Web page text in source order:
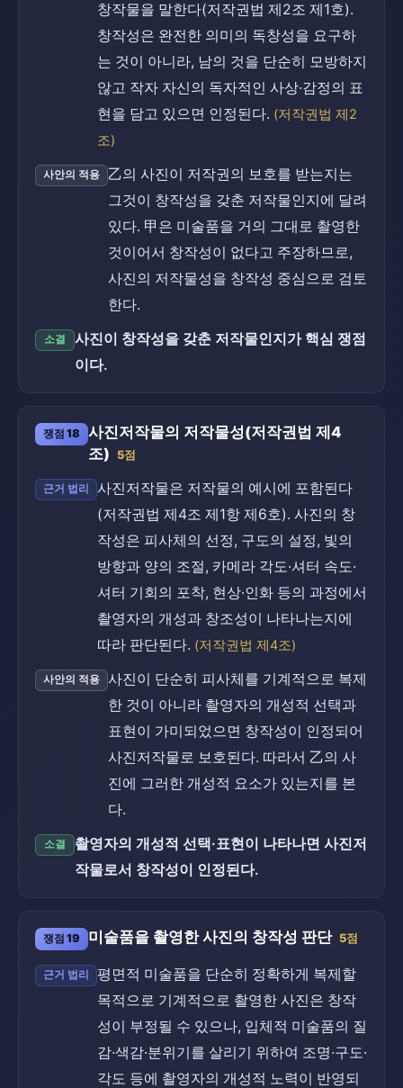
창작물을 말한다(저작권법 제2조 제1호).
창작성은 완전한 의미의 독창성을 요구하
는 것이 아니라, 남의 것을 단순히 모방하지
않고 작자 자신의 독자적인 사상·감정의 표
현을 담고 있으면 인정된다. (저작권법 제2
조)
사안의 적용
乙의 사진이 저작권의 보호를 받는지는
그것이 창작성을 갖춘 저작물인지에 달려
있다. 甲은 미술품을 거의 그대로 촬영한
것이어서 창작성이 없다고 주장하므로,
사진의 저작물성을 창작성 중심으로 검토
한다.
소결
사진이 창작성을 갖춘 저작물인지가 핵심 쟁점
이다.
쟁점 18
사진저작물의 저작물성(저작권법 제4
조) 5점
근거 법리
사진저작물은 저작물의 예시에 포함된다
(저작권법 제4조 제1항 제6호). 사진의 창
작성은 피사체의 선정, 구도의 설정, 빛의
방향과 양의 조절, 카메라 각도·셔터 속도·
셔터 기회의 포착, 현상·인화 등의 과정에서
촬영자의 개성과 창조성이 나타나는지에
따라 판단된다. (저작권법 제4조)
사안의 적용
사진이 단순히 피사체를 기계적으로 복제
한 것이 아니라 촬영자의 개성적 선택과
표현이 가미되었으면 창작성이 인정되어
사진저작물로 보호된다. 따라서 乙의 사
진에 그러한 개성적 요소가 있는지를 본
다.
소결
촬영자의 개성적 선택·표현이 나타나면 사진저
작물로서 창작성이 인정된다.
쟁점 19 미술품을 촬영한 사진의 창작성 판단 5점
근거 법리
평면적 미술품을 단순히 정확하게 복제할
목적으로 기계적으로 촬영한 사진은 창작
성이 부정될 수 있으나, 입체적 미술품의 질
감·색감·분위기를 살리기 위하여 조명·구도·
각도 등에 촬영자의 개성적 노력이 반영되